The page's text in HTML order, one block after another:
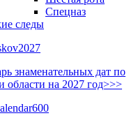
Спецназ
следы
знаменательных дат по
области на 2027 год>>>